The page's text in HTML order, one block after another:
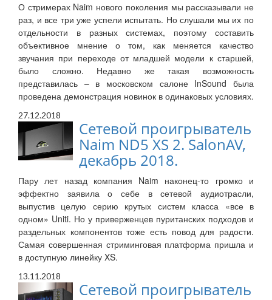
О стримерах Naim нового поколения мы рассказывали не
раз, и все три уже успели испытать. Но слушали мы их по
отдельности в разных системах, поэтому составить
объективное мнение о том, как меняется качество
звучания при переходе от младшей модели к старшей,
было сложно. Недавно же такая возможность
представилась – в московском салоне InSound была
проведена демонстрация новинок в одинаковых условиях.
27.12.2018
Сетевой проигрыватель
Naim ND5 XS 2. SalonAV,
декабрь 2018.
Пару лет назад компания Naim наконец-то громко и
эффектно заявила о себе в сетевой аудиотрасли,
выпустив целую серию крутых систем класса «все в
одном» Uniti. Но у приверженцев пуританских подходов и
раздельных компонентов тоже есть повод для радости.
Самая совершенная стриминговая платформа пришла и
в доступную линейку XS.
13.11.2018
Сетевой проигрыватель